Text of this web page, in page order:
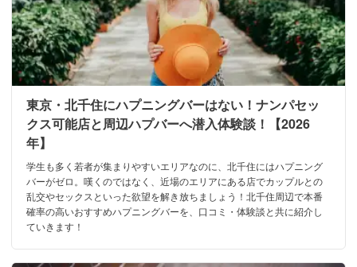
東京・北千住にハプニングバーはない！ナンパセッ
クス可能店と周辺ハプバーへ潜入体験談！【2026
年】
学生も多く若者が集まりやすいエリアなのに、北千住にはハプニング
バーがゼロ。嘆くのではなく、近場のエリアにある店でカップルとの
乱交やセックスといった欲望を解き放ちましょう！北千住周辺で本番
確率の高いおすすめハプニングバーを、口コミ・体験談と共に紹介し
ていきます！